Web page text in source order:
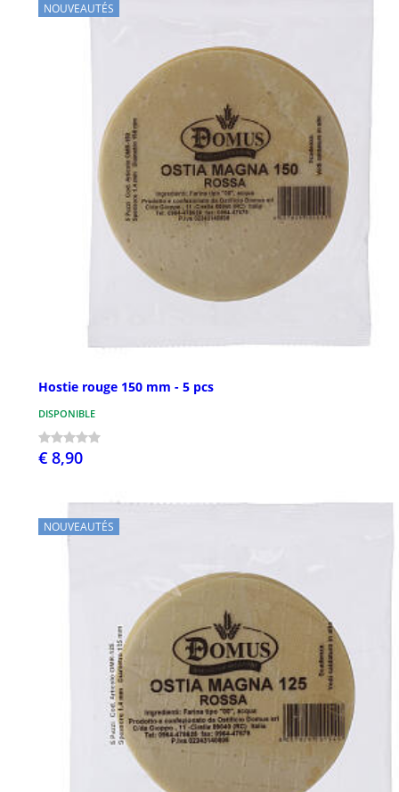
NOUVEAUTÉS
Hostie rouge 150 mm - 5 pcs
DISPONIBLE
€ 8,90
NOUVEAUTÉS